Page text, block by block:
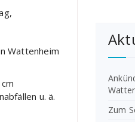
Wattenheim
u. ä.
Zum